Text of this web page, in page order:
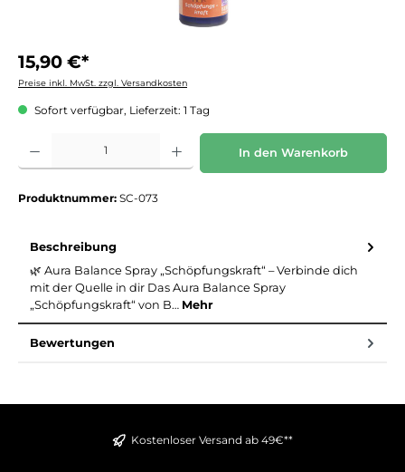
15,90 €*
Preise inkl. MwSt. zzgl. Versandkosten
Sofort verfügbar, Lieferzeit: 1 Tag
Produkt Anzahl: Gib den gewünschten Wert ein oder benutze die Schaltflächen um
In den Warenkorb
Produktnummer: SC-073
Beschreibung
🌿 Aura Balance Spray „Schöpfungskraft“ – Verbinde dich
mit der Quelle in dir Das Aura Balance Spray
„Schöpfungskraft“ von B… Mehr
Bewertungen
Kostenloser Versand ab 49€**